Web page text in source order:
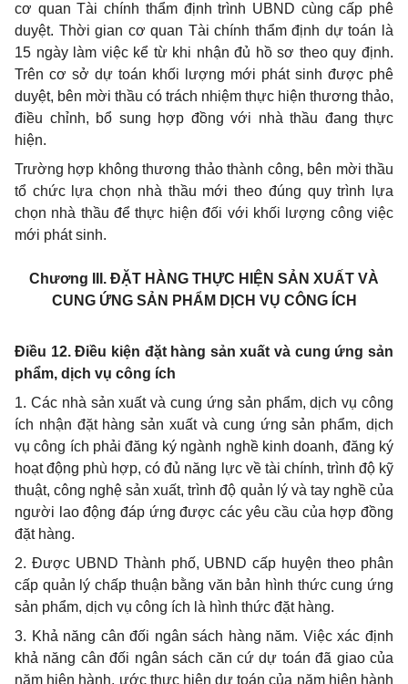
cơ quan Tài chính thẩm định trình UBND cùng cấp phê
duyệt. Thời gian cơ quan Tài chính thẩm định dự toán là
15 ngày làm việc kể từkhi nhận đủ hồ sơ theo quy định.
Trên cơ sở dự toán khối lượng mới phát sinh được phê
duyệt, bên mời thầu có trách nhiệm thực hiện thương thảo,
điều chỉnh, bổ sung hợp đồng với nhà thầu đang thực
hiện.
Trường hợp không thương thảo thành công, bên mời thầu
tổ chức lựa chọn nhà thầu mới theo đúng quy trình lựa
chọn nhà thầu để thực hiện đối với khối lượng công việc
mới phát sinh.
Chương III. ĐẶT HÀNG THỰC HIỆN SẢN XUẤT VÀ
CUNG ỨNG SẢN PHẨM DỊCH VỤ CÔNG ÍCH
Điều 12. Điều kiện đặt hàng sản xuất và cung ứng sản
phẩm, dịch vụ công ích
1. Các nhà sản xuất và cung ứng sản phẩm, dịch vụ công
ích nhận đặt hàng sản xuất và cung ứng sản phẩm, dịch
vụ công ích phải đăng ký ngành nghề kinh doanh, đăng ký
hoạt động phù hợp, có đủ năng lực về tài chính, trình độ kỹ
thuật, công nghệ sản xuất, trình độ quản lý và tay nghề của
người lao động đáp ứng được các yêu cầu của hợp đồng
đặt hàng.
2. Được UBND Thành phố, UBND cấp huyện theo phân
cấp quản lý chấp thuận bằng văn bản hình thức cung ứng
sản phẩm, dịch vụ công ích là hình thức đặt hàng.
3. Khả năng cân đối ngân sách hàng năm. Việc xác định
khả năng cân đối ngân sách căn cứ dự toán đã giao của
năm hiện hành, ước thực hiện dự toán của năm hiện hành